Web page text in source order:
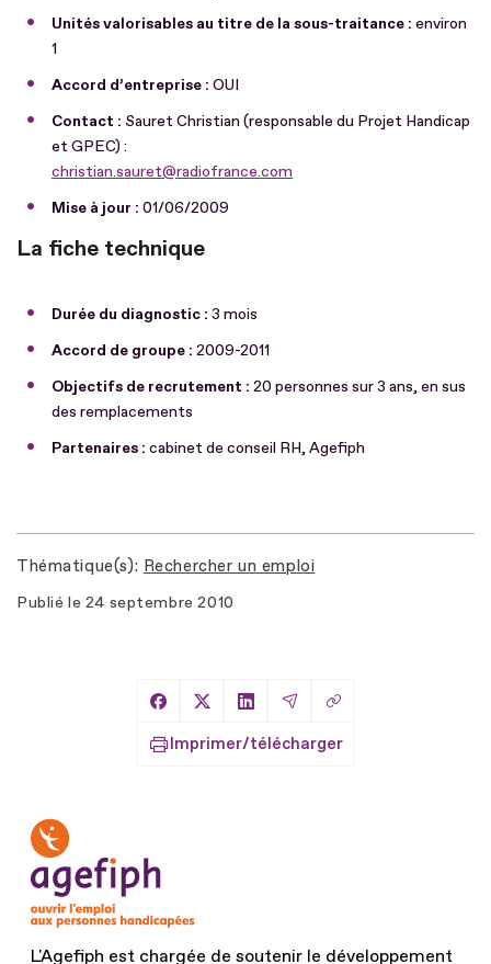
Unités valorisables au titre de la sous-traitance : environ
1
Accord d’entreprise : OUI
Contact : Sauret Christian (responsable du Projet Handicap
et GPEC) :
christian.sauret@radiofrance.com
Mise à jour : 01/06/2009
La fiche technique
Durée du diagnostic : 3 mois
Accord de groupe : 2009-2011
Objectifs de recrutement : 20 personnes sur 3 ans, en sus
des remplacements
Partenaires : cabinet de conseil RH, Agefiph
Thématique(s) Rechercher un emploi
Publié le 24 septembre 2010
Partager sur Facebook
Partager sur X
Partager sur LinkedIn
Partager par Email
Copier le lien
Imprimer/télécharger
L'Agefiph est chargée de soutenir le développement